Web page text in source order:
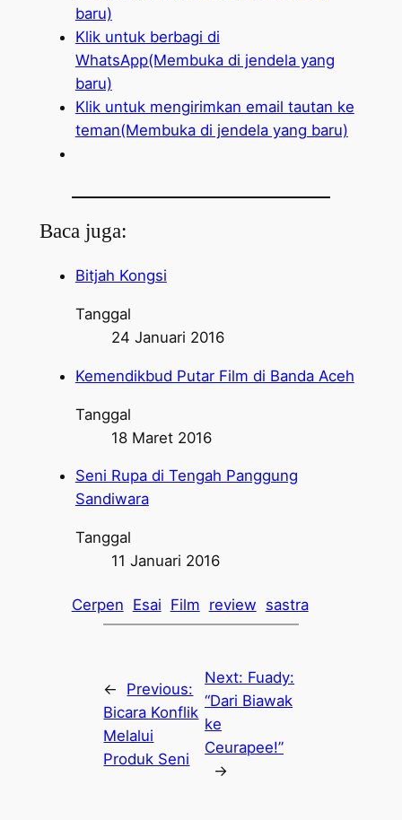
baru)
Klik untuk berbagi di
WhatsApp(Membuka di jendela yang
baru)
Klik untuk mengirimkan email tautan ke
teman(Membuka di jendela yang baru)
Baca juga:
Bitjah Kongsi
Tanggal
24 Januari 2016
Kemendikbud Putar Film di Banda Aceh
Tanggal
18 Maret 2016
Seni Rupa di Tengah Panggung
Sandiwara
Tanggal
11 Januari 2016
Cerpen Esai Film review sastra
←
Previous:
Bicara Konflik
Melalui
Produk Seni
Next: Fuady:
“Dari Biawak
ke
Ceurapee!”
→